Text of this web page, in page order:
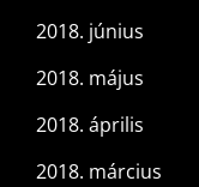
2018. június
2018. május
2018. április
2018. március